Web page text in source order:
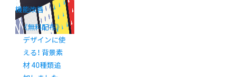
機能改善
《無料配布》
デザインに使
える！ 背景素
材 40種類追